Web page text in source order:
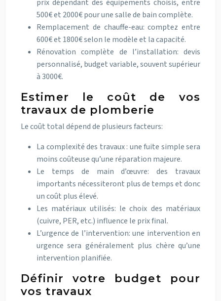
prix dépendant des équipements choisis, entre
500€ et 2000€ pour une salle de bain complète.
Remplacement de chauffe-eau: comptez entre
600€ et 1800€ selon le modèle et la capacité.
Rénovation complète de l’installation: devis
personnalisé, budget variable, souvent supérieur
à 3000€.
Estimer le coût de vos
travaux de plomberie
Le coût total dépend de plusieurs facteurs:
La complexité des travaux : une fuite simple sera
moins coûteuse qu’une réparation majeure.
Le temps de main d’œuvre: des travaux
importants nécessiteront plus de temps et donc
un coût plus élevé.
Les matériaux utilisés: le choix des matériaux
(cuivre, PER, etc.) influence le prix final.
L’urgence de l’intervention: une intervention en
urgence sera généralement plus chère qu’une
intervention planifiée.
Définir votre budget pour
vos travaux